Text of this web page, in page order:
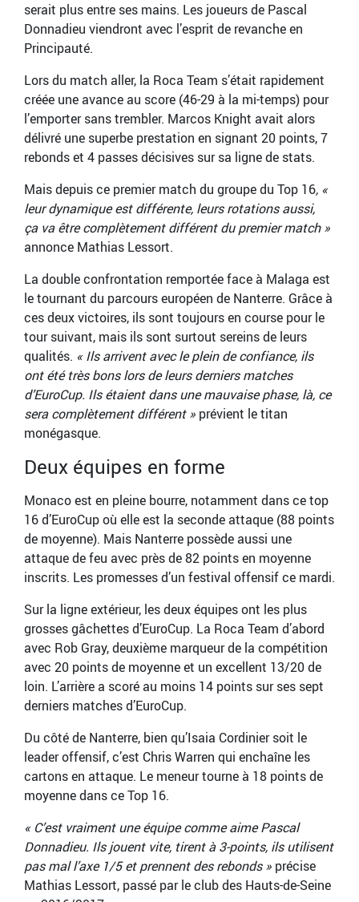
serait plus entre ses mains. Les joueurs de Pascal
Donnadieu viendront avec l’esprit de revanche en
Principauté.
Lors du match aller, la Roca Team s’était rapidement
créée une avance au score (46-29 à la mi-temps) pour
l’emporter sans trembler. Marcos Knight avait alors
délivré une superbe prestation en signant 20 points, 7
rebonds et 4 passes décisives sur sa ligne de stats.
Mais depuis ce premier match du groupe du Top 16, «
leur dynamique est différente, leurs rotations aussi,
ça va être complètement différent du premier match »
annonce Mathias Lessort.
La double confrontation remportée face à Malaga est
le tournant du parcours européen de Nanterre. Grâce à
ces deux victoires, ils sont toujours en course pour le
tour suivant, mais ils sont surtout sereins de leurs
qualités. « Ils arrivent avec le plein de confiance, ils
ont été très bons lors de leurs derniers matches
d’EuroCup. Ils étaient dans une mauvaise phase, là, ce
sera complètement différent » prévient le titan
monégasque.
Deux équipes en forme
Monaco est en pleine bourre, notamment dans ce top
16 d’EuroCup où elle est la seconde attaque (88 points
de moyenne). Mais Nanterre possède aussi une
attaque de feu avec près de 82 points en moyenne
inscrits. Les promesses d’un festival offensif ce mardi.
Sur la ligne extérieur, les deux équipes ont les plus
grosses gâchettes d’EuroCup. La Roca Team d’abord
avec Rob Gray, deuxième marqueur de la compétition
avec 20 points de moyenne et un excellent 13/20 de
loin. L’arrière a scoré au moins 14 points sur ses sept
derniers matches d’EuroCup.
Du côté de Nanterre, bien qu’Isaia Cordinier soit le
leader offensif, c’est Chris Warren qui enchaîne les
cartons en attaque. Le meneur tourne à 18 points de
moyenne dans ce Top 16.
« C’est vraiment une équipe comme aime Pascal
Donnadieu. Ils jouent vite, tirent à 3-points, ils utilisent
pas mal l’axe 1/5 et prennent des rebonds » précise
Mathias Lessort, passé par le club des Hauts-de-Seine